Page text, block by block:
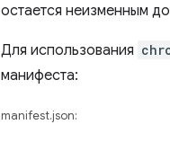
остается неизменным
Для использования
манифеста:
manifest.json: